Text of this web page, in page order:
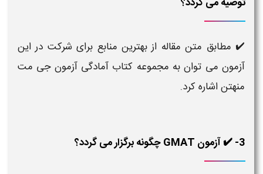
✔️ مطابق متن مقاله از بهترین منابع برای شرکت در این
آزمون می توان به مجموعه کتاب آمادگی آزمون جی مت
منهتن اشاره کرد.
3- ✔️ آزمون GMAT چگونه برگزار می گردد؟